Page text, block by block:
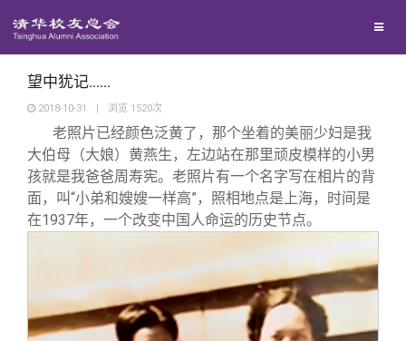
回馈母校
捐赠项目
捐赠纪事
媒体平台
《水木清华》
清华人物
校友服务
望中犹记……
2018-10-31 | 浏览 1520次
老照片已经颜色泛黄了，那个坐着的美丽少妇是我
大伯母（大娘）黄燕生，左边站在那里顽皮模样的小男
孩就是我爸爸周寿宪。老照片有一个名字写在相片的背
面，叫“小弟和嫂嫂一样高”，照相地点是上海，时间是
在1937年，一个改变中国人命运的历史节点。